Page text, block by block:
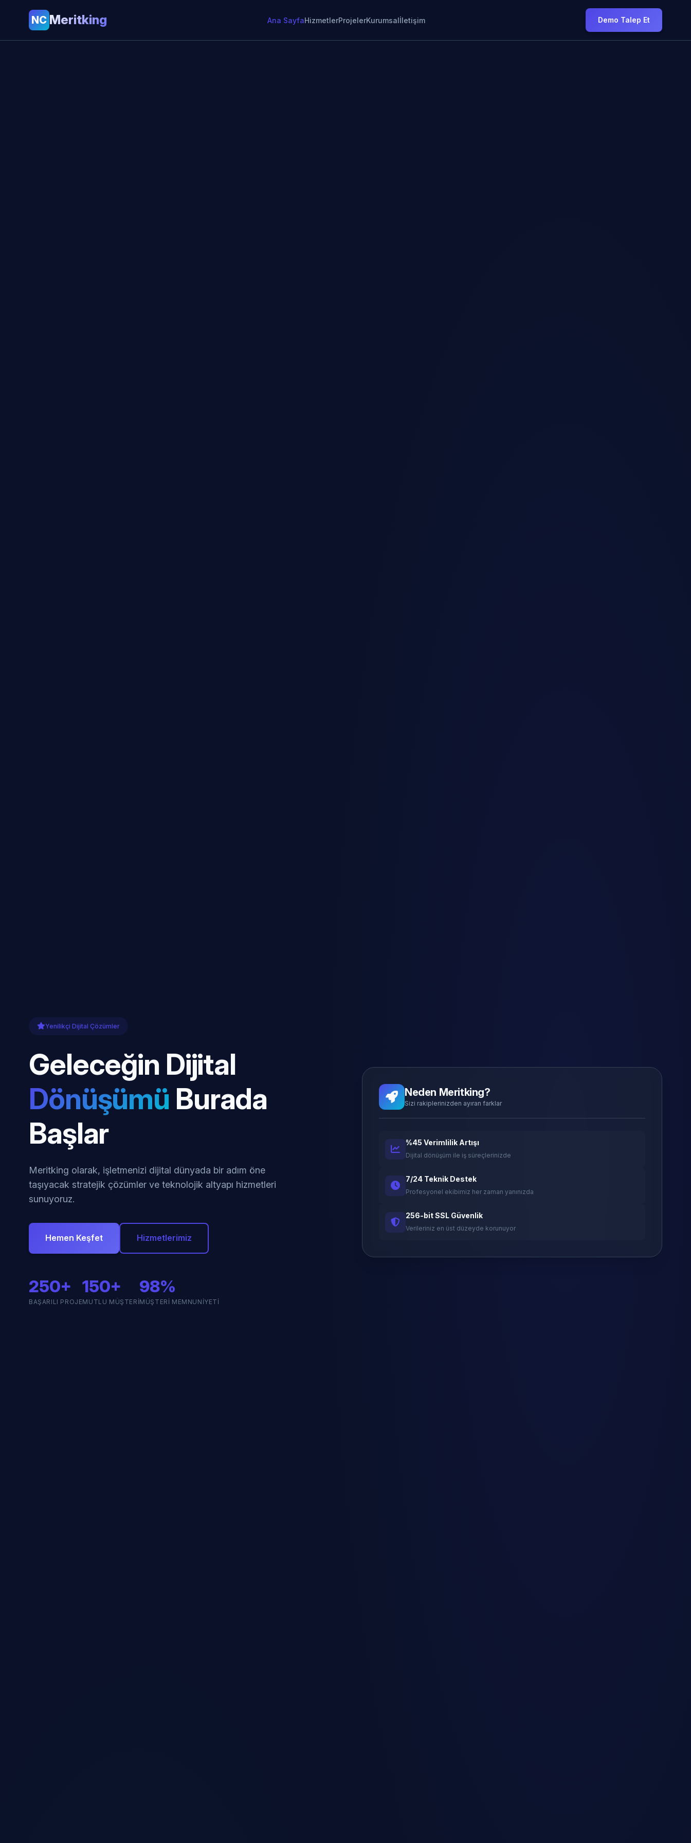
NC Meritking Ana SayfaHizmetlerProjelerKurumsalİletişim Demo Talep Et
Yenilikçi Dijital Çözümler
Geleceğin Dijital
Dönüşümü Burada
Başlar
Meritking olarak, işletmenizi dijital dünyada bir adım öne
taşıyacak stratejik çözümler ve teknolojik altyapı hizmetleri
sunuyoruz.
Hemen Keşfet Hizmetlerimiz
250+
BAŞARILI PROJE
150+
MUTLU MÜŞTERI
98%
MÜŞTERI MEMNUNIYETI
Neden Meritking?
Sizi rakiplerinizden ayıran farklar
%45 Verimlilik Artışı
Dijital dönüşüm ile iş süreçlerinizde
7/24 Teknik Destek
Profesyonel ekibimiz her zaman yanınızda
256-bit SSL Güvenlik
Verileriniz en üst düzeyde korunuyor